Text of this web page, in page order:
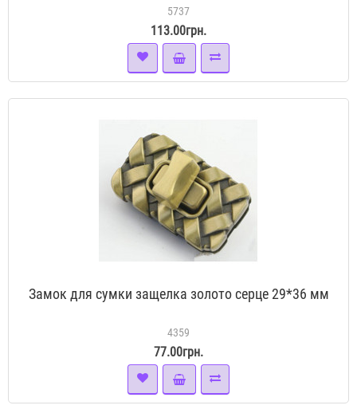
5737
113.00грн.
Замок для сумки защелка золото серце 29*36 мм
4359
77.00грн.